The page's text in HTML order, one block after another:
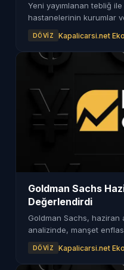
Yeni yayımlanan tebliğ
hastanelerinin kurumlar
yükümlülükler getiriliyor.
DÖVIZ Kapalicarsi.net
Goldman Sachs
Değerlendirdi
Goldman Sachs, haziran
analizinde, manşet
DÖVIZ Kapalicarsi.net